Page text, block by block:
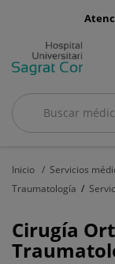
menu-
Buscar
Buscar
Inicio Servicios
Traumatología
Cirugía